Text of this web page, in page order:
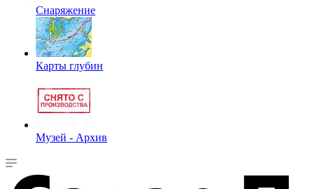
Снаряжение
Карты глубин
Музей - Архив